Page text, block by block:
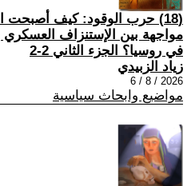
(18) حرب الوقود: كيف أصبحت
مواجهة بين الإستنزاف العسكري
في روسيا؟ الجزء الثاني 2-2
زياد الزبيدي
2026 / 8 / 6
مواضيع وابحاث سياسية